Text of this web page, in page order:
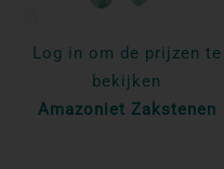
Log in om de prijzen te
bekijken
Amazoniet Zakstenen